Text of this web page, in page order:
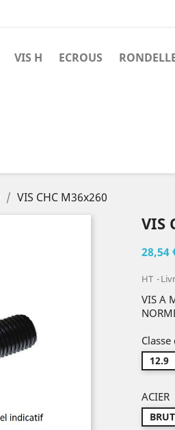
VIS H ECROUS
VIS CHC M36x260
VIS
28,54
HT
VIS A
12.9
ACIER
BRUT